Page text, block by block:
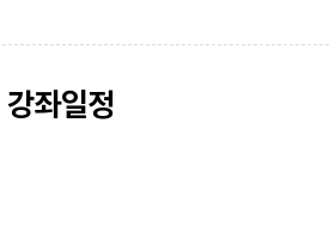
강좌일정